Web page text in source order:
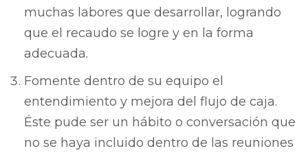
muchas labores que desarrollar, logrando
que el recaudo se logre y en la forma
adecuada.
Fomente dentro de su equipo el
entendimiento y mejora del flujo de caja.
Éste pude ser un hábito o conversación que
no se haya incluido dentro de las reuniones